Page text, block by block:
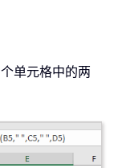
单元格中的两